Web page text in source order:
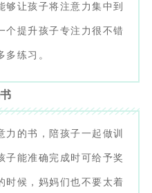
够让孩子将注意力集中到
个提升孩子专注力很不错
多练习。
的书，陪孩子一起做训
子能准确完成时可给予奖
时候，妈妈们也不要太着